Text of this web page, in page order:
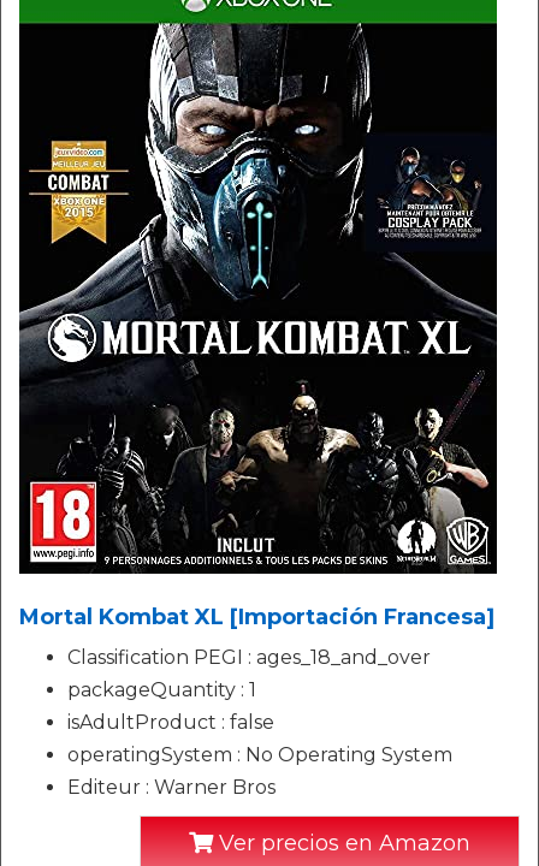
Mortal Kombat XL [Importación Francesa]
Classification PEGI : ages_18_and_over
packageQuantity : 1
isAdultProduct : false
operatingSystem : No Operating System
Editeur : Warner Bros
Ver precios en Amazon